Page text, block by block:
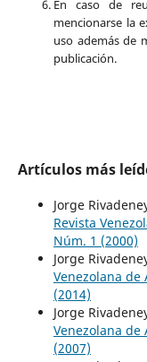
En caso de
mencionarse la
uso además de
publicación.
Artículos más
Jorge
Revista
Núm. 1 (2000)
Jorge
Venezolana de
(2014)
Jorge
Venezolana de
(2007)